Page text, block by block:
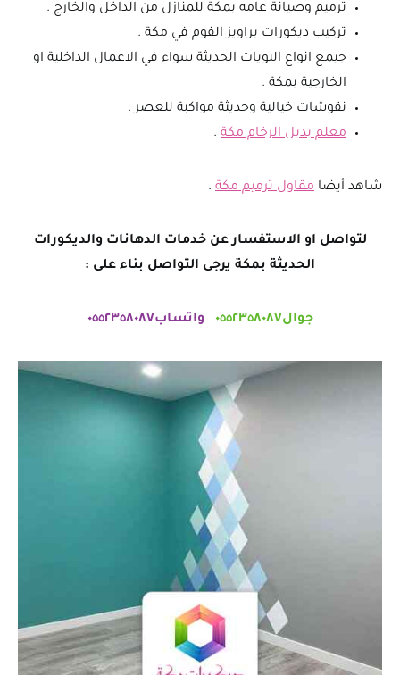
ترميم وصيانة عامه بمكة للمنازل من الداخل والخارج .
تركيب ديكورات براويز الفوم في مكة .
جيمع انواع البويات الحديثة سواء في الاعمال الداخلية او
الخارجية بمكة .
نقوشات خيالية وحديثة مواكبة للعصر .
معلم بديل الرخام مكة .
شاهد أيضا مقاول ترميم مكة .
لتواصل او الاستفسار عن خدمات الدهانات والديكورات
الحديثة بمكة يرجى التواصل بناء على :
جوال٠٥٥٢٣٥٨٠٨٧ واتساب٠٥٥٢٣٥٨٠٨٧